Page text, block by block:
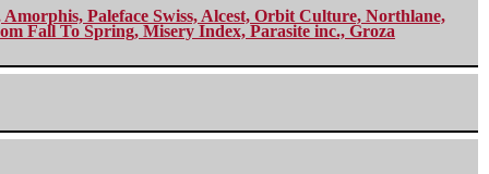
Paleface Swiss, Alcest, Orbit Culture, Northlane,
Fall To Spring, Misery Index, Parasite inc., Groza